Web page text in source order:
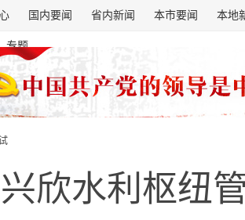
国内要闻 省内新闻 本市要闻 本地
专题
欣水利枢纽